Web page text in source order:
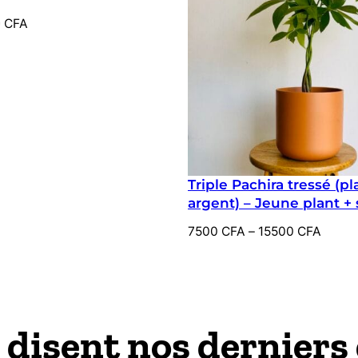
CFA
Triple Pachira tressé
argent) – Jeune plant +
7500 CFA – 15500 CFA
Plage
disent nos